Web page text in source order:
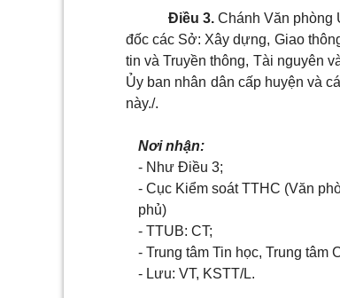
Điều 3. Chánh Văn phòng
đốc các Sở: Xây dựng, Giao
tin và Truyền thông, Tài nguyên
Ủy ban nhân dân cấp huyện và
này./.
Nơi nhận:
- Như Điều 3;
- Cục Kiểm soát TTHC (Văn
phủ)
- TTUB: CT;
- Trung tâm Tin học, Trung tâm
- Lưu: VT, KSTT/L.